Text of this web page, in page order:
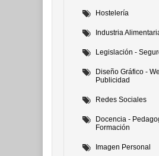
Hostelería
Industria
Legislación -
Diseño Gráfico -
Publicidad
Redes Sociales
Docencia -
Formación
Imagen Personal